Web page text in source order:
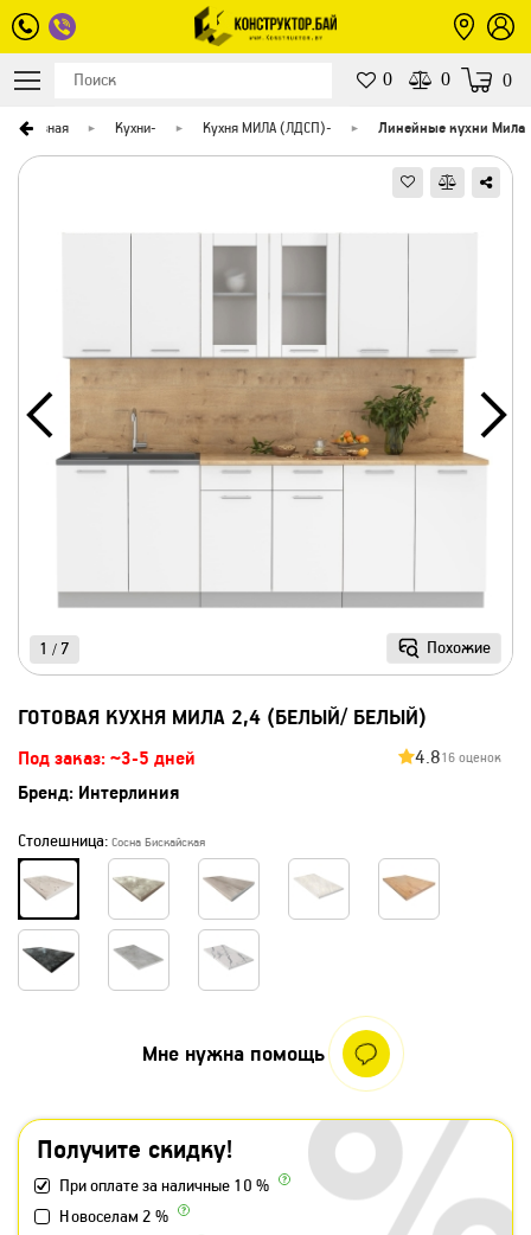
0 0 0
Главная Кухни- Кухня МИЛА (ЛДСП)- Линейные кухни Мила
Похожие
1 / 7
ГОТОВАЯ КУХНЯ МИЛА 2,4 (БЕЛЫЙ/ БЕЛЫЙ)
Под заказ: ~3-5 дней 4.816 оценок
Бренд: Интерлиния
Столешница: Сосна Бискайская
Получите скидку!
При оплате за наличные 10 %
Новоселам 2 %
Мне нужна помощь